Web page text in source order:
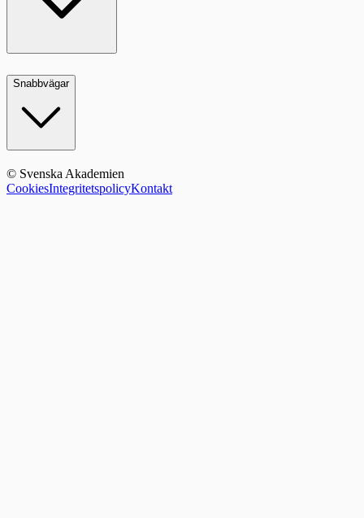
Snabbvägar
© Svenska Akademien
CookiesIntegritetspolicyKontakt